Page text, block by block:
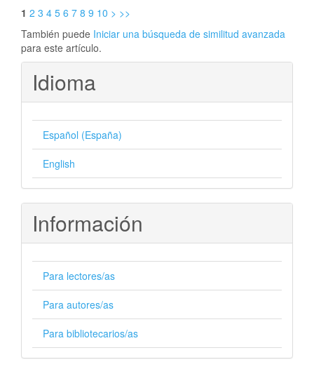
1 2 3 4 5 6 7 8 9 10 > >>
También puede Iniciar una búsqueda de similitud avanzada
para este artículo.
Idioma
Español (España)
English
Información
Para lectores/as
Para autores/as
Para bibliotecarios/as